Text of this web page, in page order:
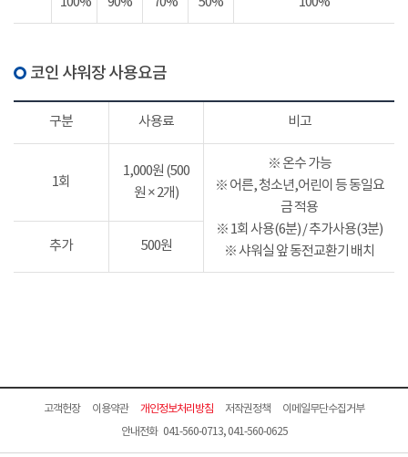
코인 샤워장 사용요금
구분 사용료 비고
1회
1,000원 (500
원 × 2개)
※ 온수 가능
※ 어른, 청소년,어린이 등 동일요
금 적용
※ 1회 사용(6분) / 추가사용(3분)
※ 샤워실 앞 동전교환기 배치
추가 500원
고객헌장 이용약관 개인정보처리방침 저작권정책
이메일무단수집거부
안내전화 041-560-0713, 041-560-0625